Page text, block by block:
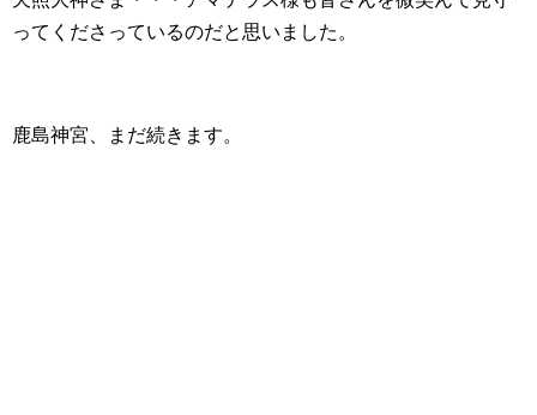
ってくださっているのだと思いました。
鹿島神宮、まだ続きます。